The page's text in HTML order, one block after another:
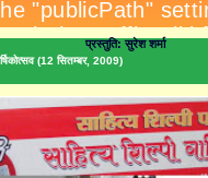
प्रस्तुति: सुरेश शर्मा
(12 सितम्बर, 2009)